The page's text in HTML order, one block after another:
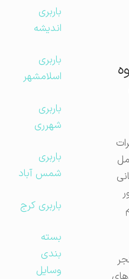
باربری
اندیشه
باربری
اسلامشهر
باربری
شهرری
باربری
شمس آباد
باربری کرج
بسته
بندی
وسایل